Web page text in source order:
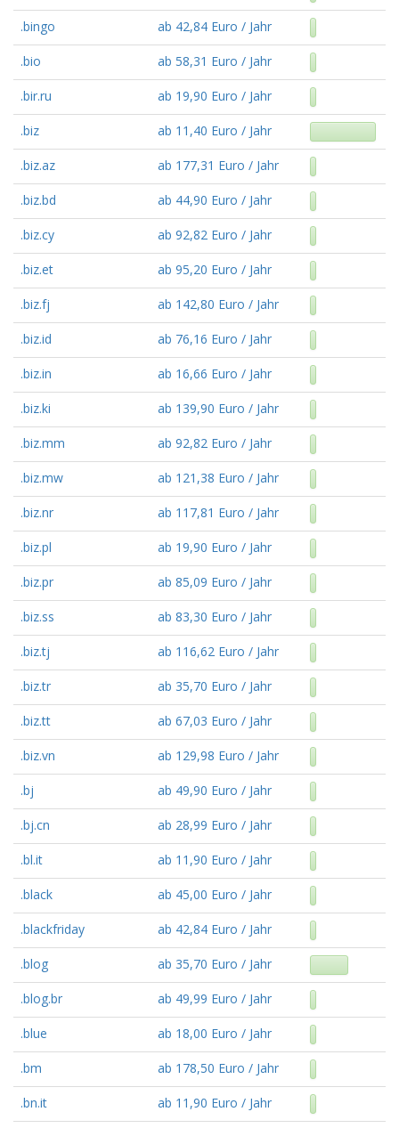
.bingo ab 42,84 Euro / Jahr
.bio ab 58,31 Euro / Jahr
.bir.ru ab 19,90 Euro / Jahr
.biz ab 11,40 Euro / Jahr
.biz.az ab 177,31 Euro / Jahr
.biz.bd ab 44,90 Euro / Jahr
.biz.cy ab 92,82 Euro / Jahr
.biz.et ab 95,20 Euro / Jahr
.biz.fj ab 142,80 Euro / Jahr
.biz.id ab 76,16 Euro / Jahr
.biz.in ab 16,66 Euro / Jahr
.biz.ki ab 139,90 Euro / Jahr
.biz.mm ab 92,82 Euro / Jahr
.biz.mw ab 121,38 Euro / Jahr
.biz.nr ab 117,81 Euro / Jahr
.biz.pl ab 19,90 Euro / Jahr
.biz.pr ab 85,09 Euro / Jahr
.biz.ss ab 83,30 Euro / Jahr
.biz.tj ab 116,62 Euro / Jahr
.biz.tr ab 35,70 Euro / Jahr
.biz.tt ab 67,03 Euro / Jahr
.biz.vn ab 129,98 Euro / Jahr
.bj ab 49,90 Euro / Jahr
.bj.cn ab 28,99 Euro / Jahr
.bl.it ab 11,90 Euro / Jahr
.black ab 45,00 Euro / Jahr
.blackfriday ab 42,84 Euro / Jahr
.blog ab 35,70 Euro / Jahr
.blog.br ab 49,99 Euro / Jahr
.blue ab 18,00 Euro / Jahr
.bm ab 178,50 Euro / Jahr
.bn.it ab 11,90 Euro / Jahr